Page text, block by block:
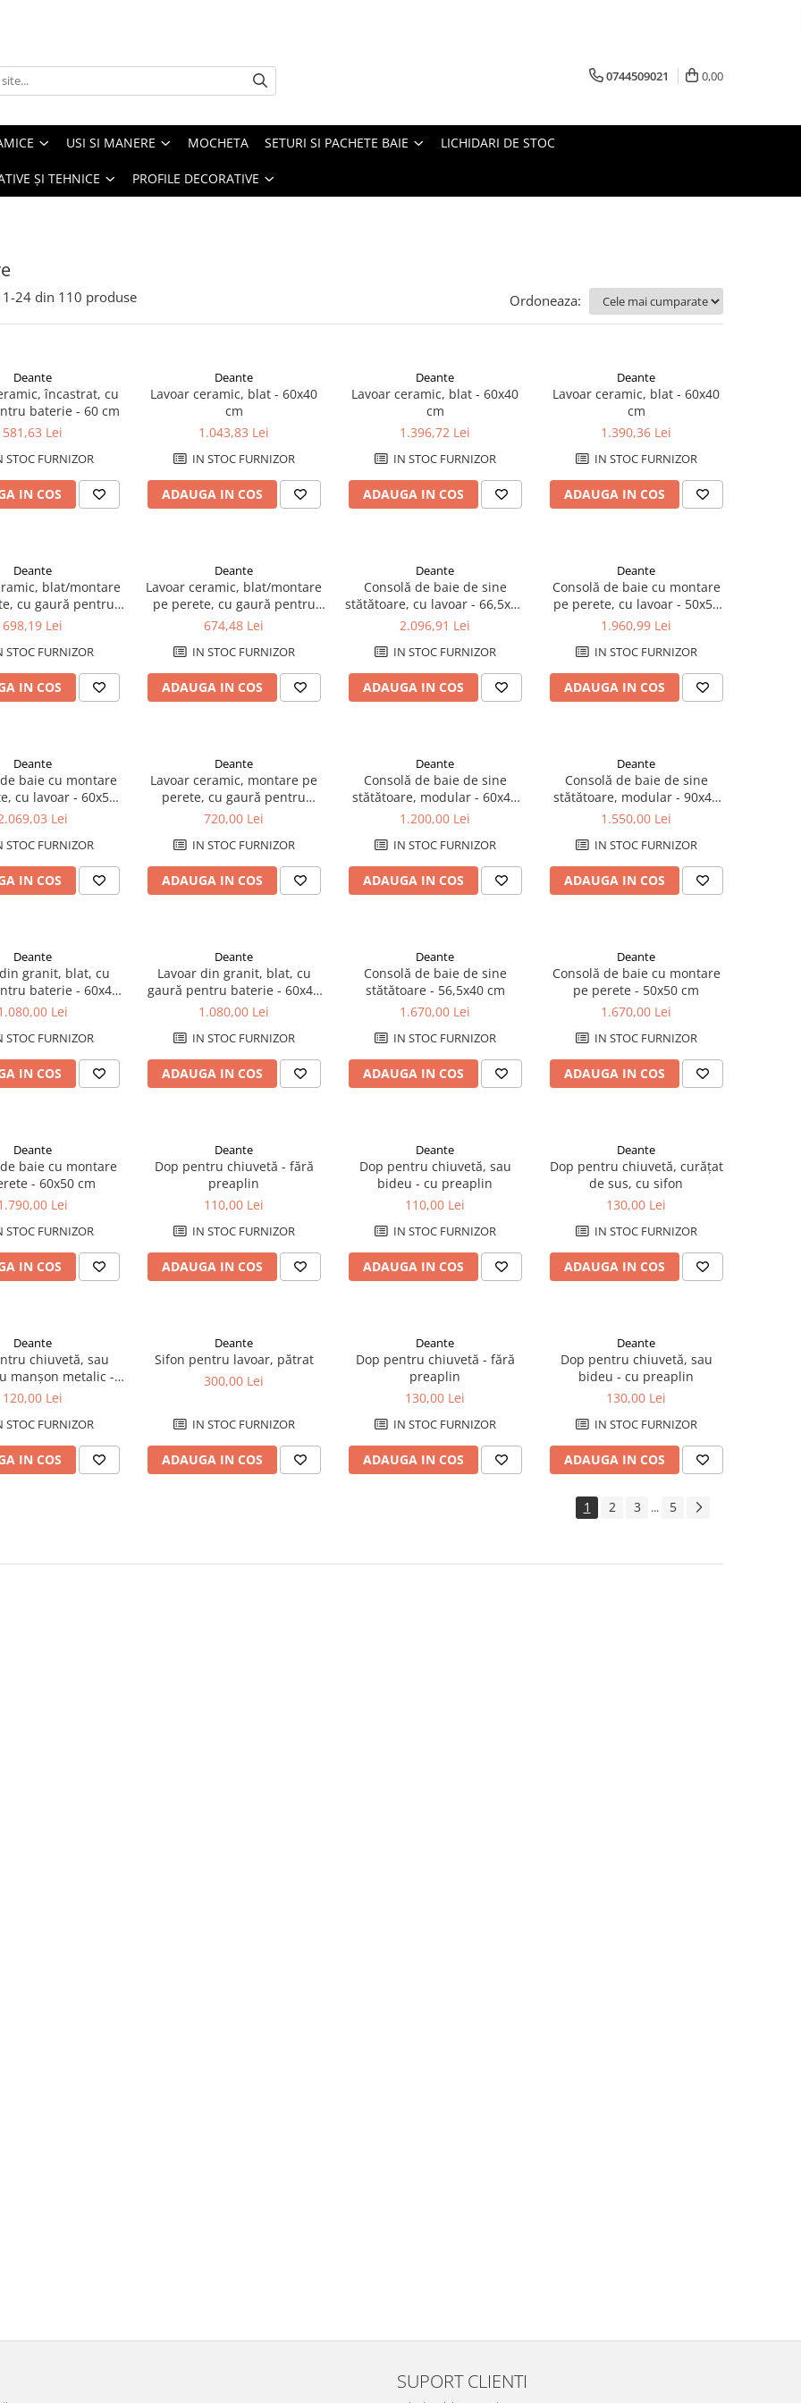
0744509021 0,00
USI SI MANERE MOCHETA SETURI SI PACHETE BAIE LICHIDARI DE STOC
ȘI TEHNICE PROFILE DECORATIVE
1-24 din 110 produse Ordoneaza:
Deante
încastrat, cu
baterie - 60 cm
581,63 Lei
STOC FURNIZOR
IN COS
Deante
Lavoar ceramic, blat - 60x40
cm
1.043,83 Lei
IN STOC FURNIZOR
ADAUGA IN COS
Deante
Lavoar ceramic, blat - 60x40
cm
1.396,72 Lei
IN STOC FURNIZOR
ADAUGA IN COS
Deante
Lavoar ceramic, blat - 60x40
cm
1.390,36 Lei
IN STOC FURNIZOR
ADAUGA IN COS
Deante
blat/montare
cu gaură pentru
- 50x50 cm
698,19 Lei
STOC FURNIZOR
IN COS
Deante
Lavoar ceramic, blat/montare
pe perete, cu gaură pentru
baterie - 50x40 cm
674,48 Lei
IN STOC FURNIZOR
ADAUGA IN COS
Deante
Consolă de baie de sine
stătătoare, cu lavoar - 66,5x50
cm
2.096,91 Lei
IN STOC FURNIZOR
ADAUGA IN COS
Deante
Consolă de baie cu montare
pe perete, cu lavoar - 50x50
cm
1.960,99 Lei
IN STOC FURNIZOR
ADAUGA IN COS
Deante
baie cu montare
cu lavoar - 60x50
cm Lei
STOC FURNIZOR
IN COS
Deante
Lavoar ceramic, montare pe
perete, cu gaură pentru
baterie - pentru persoane cu
720,00 Lei
IN STOC FURNIZOR
ADAUGA IN COS
Deante
Consolă de baie de sine
stătătoare, modular - 60x40
cm
1.200,00 Lei
IN STOC FURNIZOR
ADAUGA IN COS
Deante
Consolă de baie de sine
stătătoare, modular - 90x40
cm
1.550,00 Lei
IN STOC FURNIZOR
ADAUGA IN COS
Deante
granit, blat, cu
baterie - 60x40
cm Lei
STOC FURNIZOR
IN COS
Deante
Lavoar din granit, blat, cu
gaură pentru baterie - 60x40
cm
1.080,00 Lei
IN STOC FURNIZOR
ADAUGA IN COS
Deante
Consolă de baie de sine
stătătoare - 56,5x40 cm
1.670,00 Lei
IN STOC FURNIZOR
ADAUGA IN COS
Deante
Consolă de baie cu montare
pe perete - 50x50 cm
1.670,00 Lei
IN STOC FURNIZOR
ADAUGA IN COS
Deante
baie cu montare
- 60x50 cm
Lei
STOC FURNIZOR
IN COS
Deante
Dop pentru chiuvetă - fără
preaplin
110,00 Lei
IN STOC FURNIZOR
ADAUGA IN COS
Deante
Dop pentru chiuvetă, sau
bideu - cu preaplin
110,00 Lei
IN STOC FURNIZOR
ADAUGA IN COS
Deante
Dop pentru chiuvetă, curățat
de sus, cu sifon
130,00 Lei
IN STOC FURNIZOR
ADAUGA IN COS
Deante
chiuvetă, sau
manșon metalic -
universal
120,00 Lei
STOC FURNIZOR
IN COS
Deante
Sifon pentru lavoar, pătrat
300,00 Lei
IN STOC FURNIZOR
ADAUGA IN COS
Deante
Dop pentru chiuvetă - fără
preaplin
130,00 Lei
IN STOC FURNIZOR
ADAUGA IN COS
Deante
Dop pentru chiuvetă, sau
bideu - cu preaplin
130,00 Lei
IN STOC FURNIZOR
ADAUGA IN COS
1 2 3 ... 5
SUPORT CLIENTI